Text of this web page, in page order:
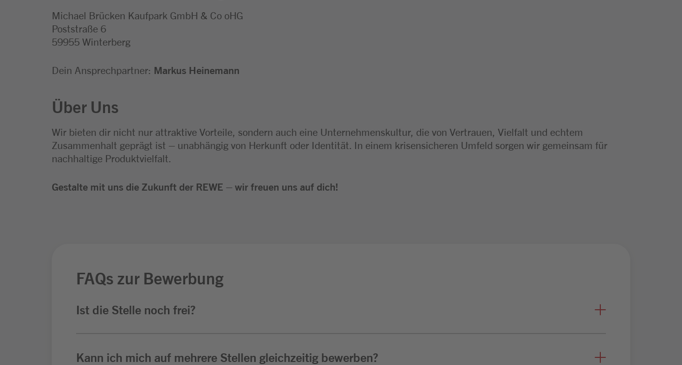
Michael Brücken Kaufpark GmbH & Co oHG
Poststraße 6
59955 Winterberg
Dein Ansprechpartner: Markus Heinemann
Über Uns
Wir bieten dir nicht nur attraktive Vorteile, sondern auch eine Unternehmenskultur, die von Vertrauen, Vielfalt und echtem
Zusammenhalt geprägt ist – unabhängig von Herkunft oder Identität. In einem krisensicheren Umfeld sorgen wir gemeinsam für
nachhaltige Produktvielfalt.
Gestalte mit uns die Zukunft der REWE – wir freuen uns auf dich!
FAQs zur Bewerbung
Ist die Stelle noch frei?
Kann ich mich auf mehrere Stellen gleichzeitig bewerben?